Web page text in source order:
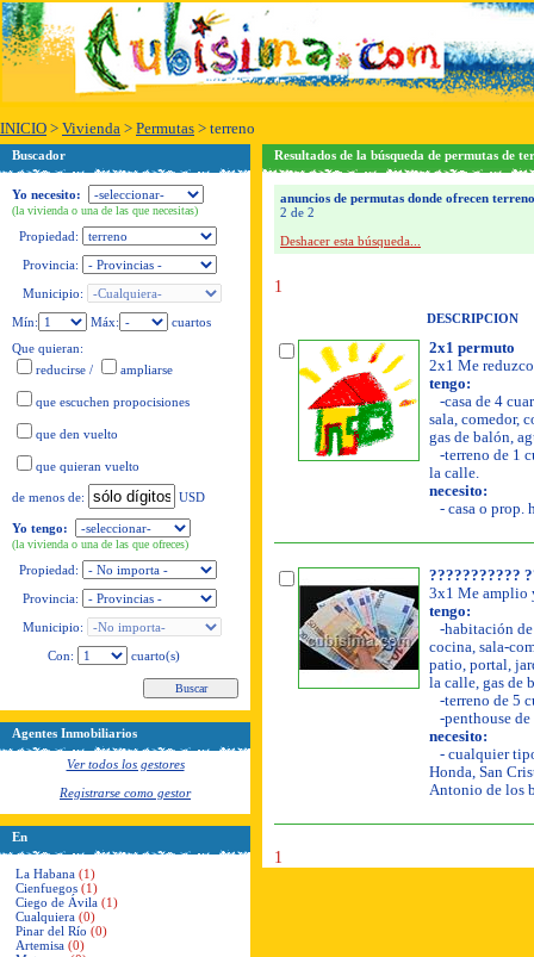
INICIO > Vivienda > Permutas > terreno
Buscador
Yo necesito:
(la vivienda o una de las que necesitas)
Propiedad:
Provincia:
Municipio:
Mín:
Máx:
cuartos
Que quieran:
reducirse / ampliarse
que escuchen propocisiones
que den vuelto
que quieran vuelto
de menos de: USD
Yo tengo:
(la vivienda o una de las que ofreces)
Propiedad:
Provincia:
Municipio:
Con:
cuarto(s)
Agentes Inmobiliarios
Ver todos los gestores
Registrarse como gestor
En
La Habana (1)
Cienfuegos (1)
Ciego de Ávila (1)
Cualquiera (0)
Pinar del Río (0)
Artemisa (0)
Resultados de la búsqueda de permutas de
anuncios de permutas donde ofrecen
2 de 2
Deshacer esta búsqueda...
1
DESCRIPCION
2x1 permuto
2x1 Me
tengo:
-casa de 4
sala, comedor,
gas de balón,
-terreno de 1
la calle.
necesito:
- casa o prop.
???????????
3x1 Me amplio
tengo:
-habitación de
cocina, sala-
patio, portal,
la calle, gas de
-terreno de 5
-penthouse de
necesito:
- cualquier
Honda, San
Antonio de los
1